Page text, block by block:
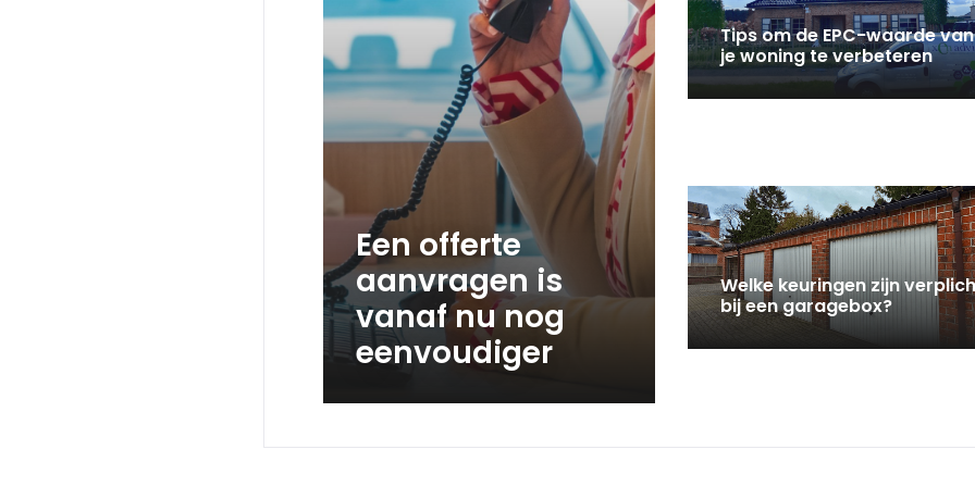
Een offerte
aanvragen is
vanaf nu nog
eenvoudiger
Tips om de EPC-waarde van
je woning te verbeteren
Welke keuringen zijn
bij een garagebox?